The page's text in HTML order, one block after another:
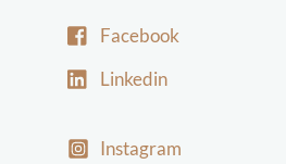
Facebook
Linkedin
Instagram